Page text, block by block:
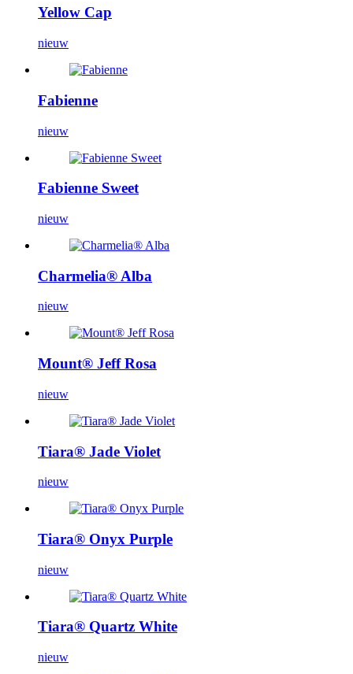
Yellow Cap
nieuw
Fabienne
nieuw
Fabienne Sweet
nieuw
Charmelia® Alba
nieuw
Mount® Jeff Rosa
nieuw
Tiara® Jade Violet
nieuw
Tiara® Onyx Purple
nieuw
Tiara® Quartz White
nieuw